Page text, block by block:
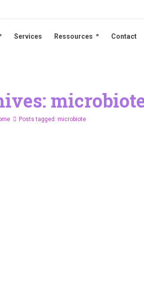
Services Ressources Contact
Posts tagged: microbiote